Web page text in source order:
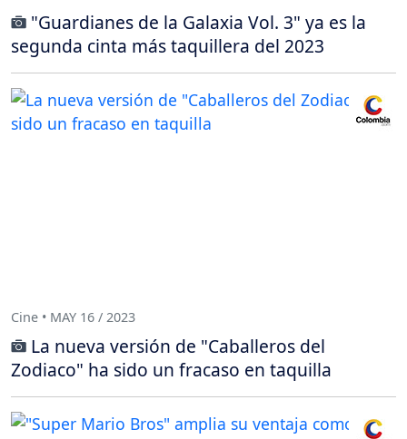
"Guardianes de la Galaxia Vol. 3" ya es la
segunda cinta más taquillera del 2023
Cine • MAY 16 / 2023
La nueva versión de "Caballeros del
Zodiaco" ha sido un fracaso en taquilla